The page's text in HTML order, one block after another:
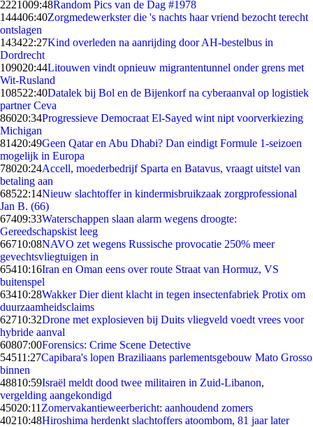
2221009:48Random Pics van de Dag #1978
144406:40Zorgmedewerkster die 's nachts haar vriend bezocht terecht
ontslagen
143422:27Kind overleden na aanrijding door AH-bestelbus in
Dordrecht
109020:44Litouwen vindt opnieuw migrantentunnel onder grens met
Wit-Rusland
108522:40Datalek bij Bol en de Bijenkorf na cyberaanval op logistiek
partner Ceva
86020:34Progressieve Democraat El-Sayed wint nipt voorverkiezing
Michigan
81420:49Geen Qatar en Abu Dhabi? Dan eindigt Formule 1-seizoen
mogelijk in Europa
78020:24Accell, moederbedrijf Sparta en Batavus, vraagt uitstel van
betaling aan
68522:14Nieuw slachtoffer in kindermisbruikzaak zorgprofessional
Jan B. (66)
67409:33Waterschappen slaan alarm wegens droogte:
Gereedschapskist leeg
66710:08NAVO zet wegens Russische provocatie 250% meer
gevechtsvliegtuigen in
65410:16Iran en Oman eens over route Straat van Hormuz, VS
buitenspel
63410:28Wakker Dier dient klacht in tegen insectenfabriek Protix om
duurzaamheidsclaims
62710:32Drone met explosieven bij Duits vliegveld voedt vrees voor
hybride aanval
60807:00Forensics: Crime Scene Detective
54511:27Capibara's lopen Braziliaans parlementsgebouw Mato Grosso
binnen
48810:59Israël meldt dood twee militairen in Zuid-Libanon,
vergelding aangekondigd
45020:11 Zomervakantieweerbericht: aanhoudend zomers
40210:48Hiroshima herdenkt slachtoffers atoombom, 81 jaar later